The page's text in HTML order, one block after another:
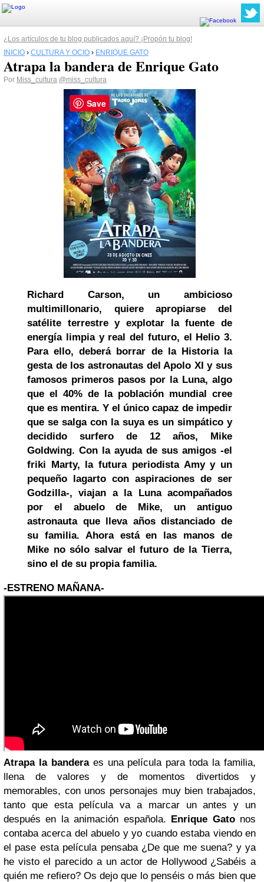
¿Los artículos de tu blog publicados aquí? ¡Propón tu blog!
INICIO › CULTURA Y OCIO › ENRIQUE GATO
Atrapa la bandera de Enrique Gato
Por Miss_cultura @miss_cultura
Richard Carson, un ambicioso
multimillonario, quiere apropiarse del
satélite terrestre y explotar la fuente de
energía limpia y real del futuro, el Helio 3.
Para ello, deberá borrar de la Historia la
gesta de los astronautas del Apolo XI y sus
famosos primeros pasos por la Luna, algo
que el 40% de la población mundial cree
que es mentira. Y el único capaz de impedir
que se salga con la suya es un simpático y
decidido surfero de 12 años, Mike
Goldwing. Con la ayuda de sus amigos -el
friki Marty, la futura periodista Amy y un
pequeño lagarto con aspiraciones de ser
Godzilla-, viajan a la Luna acompañados
por el abuelo de Mike, un antiguo
astronauta que lleva años distanciado de
su familia. Ahora está en las manos de
Mike no sólo salvar el futuro de la Tierra,
sino el de su propia familia.
-ESTRENO MAÑANA-
Atrapa la bandera es una película para toda la familia,
llena de valores y de momentos divertidos y
memorables, con unos personajes muy bien trabajados,
tanto que esta película va a marcar un antes y un
después en la animación española. Enrique Gato nos
contaba acerca del abuelo y yo cuando estaba viendo en
el pase esta película pensaba ¿De que me suena? y ya
he visto el parecido a un actor de Hollywood ¿Sabéis a
quién me refiero? Os dejo que lo penséis o más bien que
Save